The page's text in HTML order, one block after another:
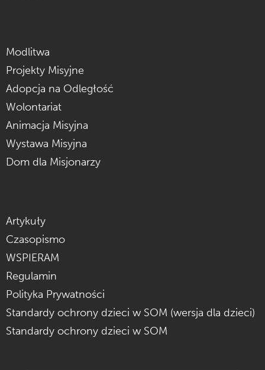
Modlitwa
Projekty Misyjne
Adopcja na Odległość
Wolontariat
Animacja Misyjna
Wystawa Misyjna
Dom dla Misjonarzy
Artykuły
Czasopismo
WSPIERAM
Regulamin
Polityka Prywatności
Standardy ochrony dzieci w SOM (wersja dla dzieci)
Standardy ochrony dzieci w SOM